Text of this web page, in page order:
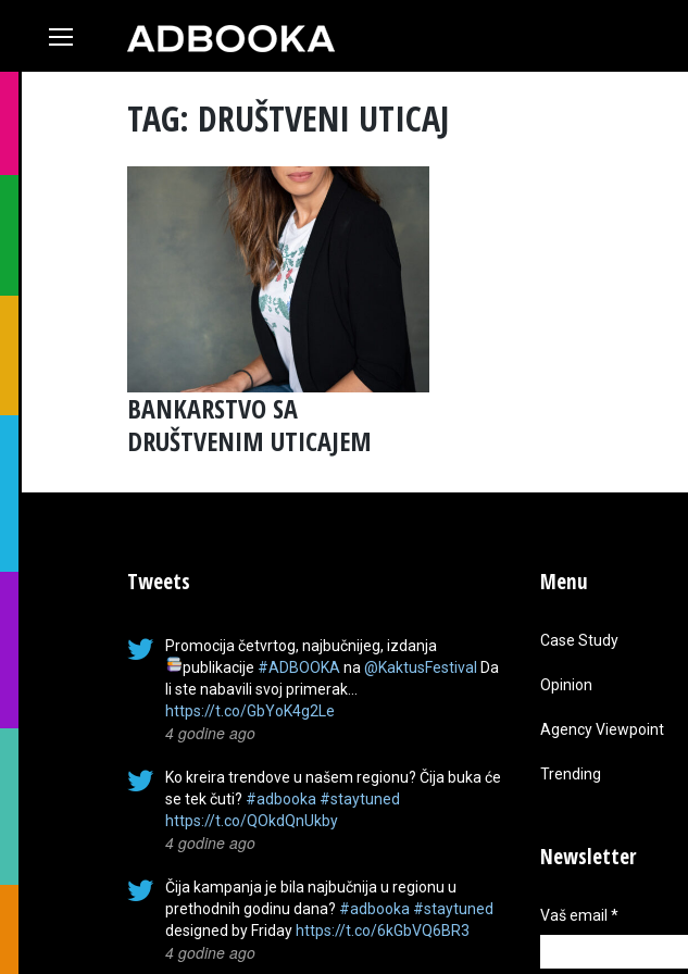
TAG: DRUŠTVENI UTICAJ
BANKARSTVO SA
DRUŠTVENIM UTICAJEM
Tweets
Promocija četvrtog, najbučnijeg, izdanja
publikacije #ADBOOKA na @KaktusFestival Da
li ste nabavili svoj primerak…
https://t.co/GbYoK4g2Le
4 godine ago
Ko kreira trendove u našem regionu? Čija buka će
se tek čuti? #adbooka #staytuned
https://t.co/QOkdQnUkby
4 godine ago
Čija kampanja je bila najbučnija u regionu u
prethodnih godinu dana? #adbooka #staytuned
designed by Friday https://t.co/6kGbVQ6BR3
4 godine ago
Menu
Case Study
Opinion
Agency Viewpoint
Trending
Newsletter
Vaš email *